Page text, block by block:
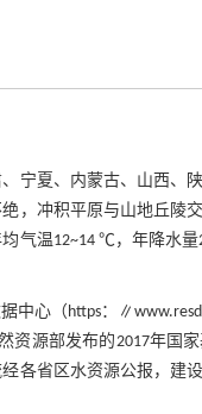
宁夏、内蒙古、山西、
，冲积平原与山地丘陵
温12~14 ℃，年降水量
心（https：
资源部发布的2017年国
各省区水资源公报，建